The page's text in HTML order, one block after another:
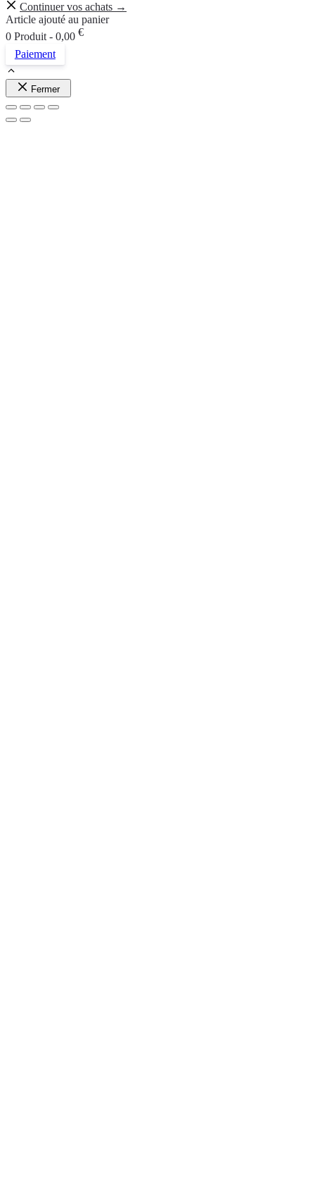
Continuer vos achats →
Article ajouté au panier
0 Produit - 0,00 €
Paiement
Fermer